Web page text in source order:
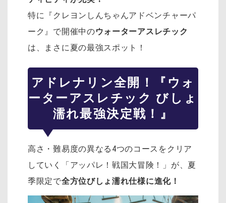
特に『クレヨンしんちゃんアドベンチャーパ
ーク』で開催中のウォーターアスレチック
は、まさに夏の最強スポット！
アドレナリン全開！『ウォ
ーターアスレチック びしょ
濡れ最強決定戦！』
高さ・難易度の異なる4つのコースをクリア
していく「アッパレ！戦国大冒険！」が、夏
季限定で全方位びしょ濡れ仕様に進化！